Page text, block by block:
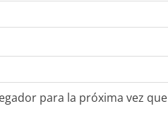
para la próxima vez que